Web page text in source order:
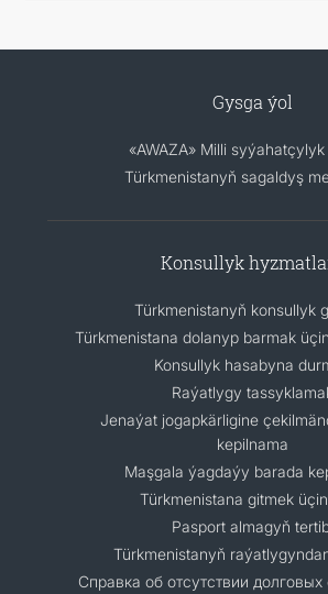
Gysga ýol
«AWAZA» Milli
Türkmenistanyň sagaldyş
Konsullyk
Türkmenistanyň konsullyk
Türkmenistana dolanyp barmak
Konsullyk hasabyna
Raýatlygy
Jenaýat jogapkärligine
kepilnama
Maşgala ýagdaýy barada
Türkmenistana gitmek
Pasport almagyň
Türkmenistanyň
Cправка об отсутствии долговых